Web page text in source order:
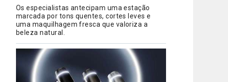
Os especialistas antecipam uma estação
marcada por tons quentes, cortes leves e
uma maquilhagem fresca que valoriza a
beleza natural.